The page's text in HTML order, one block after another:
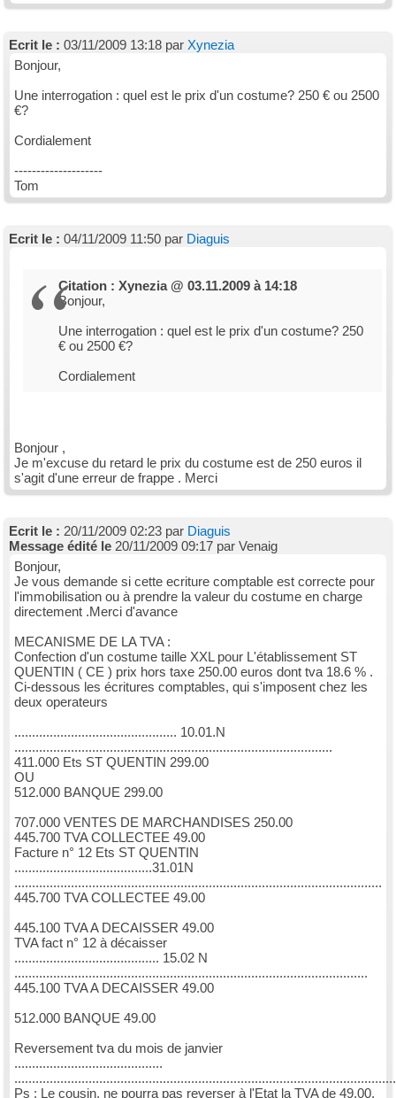
Ecrit le : 03/11/2009 13:18 par Xynezia
Bonjour,
Une interrogation : quel est le prix d'un costume? 250 € ou 2500
€?
Cordialement
--------------------
Tom
Ecrit le : 04/11/2009 11:50 par Diaguis
Citation : Xynezia @ 03.11.2009 à 14:18
Bonjour,
Une interrogation : quel est le prix d'un costume? 250
€ ou 2500 €?
Cordialement
Bonjour ,
Je m'excuse du retard le prix du costume est de 250 euros il
s'agit d'une erreur de frappe . Merci
Ecrit le : 20/11/2009 02:23 par Diaguis
Message édité le 20/11/2009 09:17 par Venaig
Bonjour,
Je vous demande si cette ecriture comptable est correcte pour
l'immobilisation ou à prendre la valeur du costume en charge
directement .Merci d'avance
MECANISME DE LA TVA :
Confection d'un costume taille XXL pour L'établissement ST
QUENTIN ( CE ) prix hors taxe 250.00 euros dont tva 18.6 % .
Ci-dessous les écritures comptables, qui s'imposent chez les
deux operateurs
.............................................. 10.01.N
..........................................................................................
411.000 Ets ST QUENTIN 299.00
OU
512.000 BANQUE 299.00
707.000 VENTES DE MARCHANDISES 250.00
445.700 TVA COLLECTEE 49.00
Facture n° 12 Ets ST QUENTIN
.......................................31.01N
........................................................................................................
445.700 TVA COLLECTEE 49.00
445.100 TVA A DECAISSER 49.00
TVA fact n° 12 à décaisser
......................................... 15.02 N
....................................................................................................
445.100 TVA A DECAISSER 49.00
512.000 BANQUE 49.00
Reversement tva du mois de janvier
..........................................
............................................................................................................
Ps : Le cousin, ne pourra pas reverser à l'Etat la TVA de 49.00,